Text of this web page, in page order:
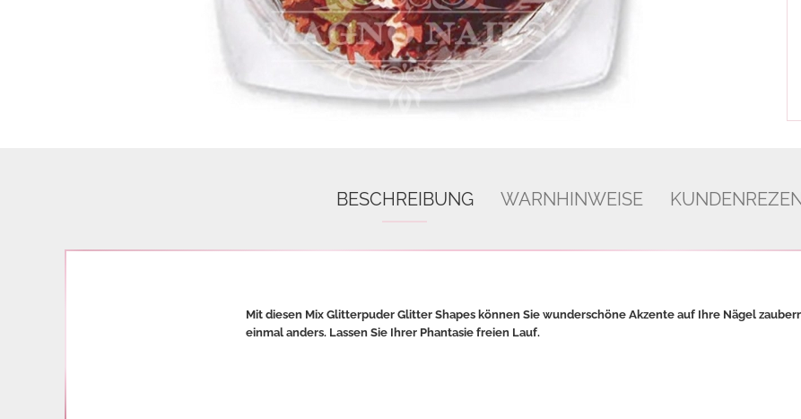
BESCHREIBUNG WARNHINWEISE
Mit diesen Mix Glitterpuder Glitter Shapes können Sie wunderschöne Akzente auf Ihre Nägel
einmal anders. Lassen Sie Ihrer Phantasie freien Lauf.